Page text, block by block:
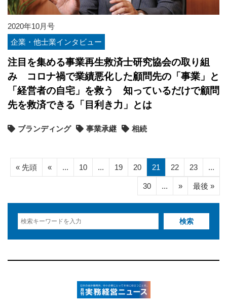
2020年10月号
企業・他士業インタビュー
注目を集める事業再生救済士研究協会の取り組
み コロナ禍で業績悪化した顧問先の「事業」と
「経営者の自宅」を救う 知っているだけで顧問
先を救済できる「目利き力」とは
ブランディング 事業承継 相続
« 先頭 « ... 10 ... 19 20 21 22 23 ...
30 ... » 最後 »